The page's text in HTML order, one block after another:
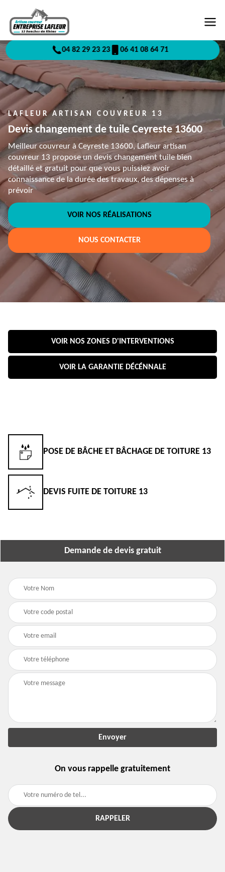
04 82 29 23 23 06 41 08 64 71
LAFLEUR ARTISAN COUVREUR 13
Devis changement de tuile Ceyreste 13600
Meilleur couvreur à Ceyreste 13600, Lafleur artisan
couvreur 13 propose un devis changement tuile bien
détaillé et gratuit pour que vous puissiez avoir
connaissance de la durée des travaux, des dépenses à
prévoir
VOIR NOS RÉALISATIONS
NOUS CONTACTER
VOIR NOS ZONES D'INTERVENTIONS
VOIR LA GARANTIE DÉCÉNNALE
POSE DE BÂCHE ET BÂCHAGE DE TOITURE 13
DEVIS FUITE DE TOITURE 13
Demande de devis gratuit
On vous rappelle gratuitement